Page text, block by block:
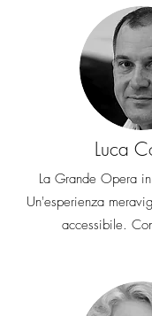
Luca
La Grande Opera
Un'esperienza
accessibile.